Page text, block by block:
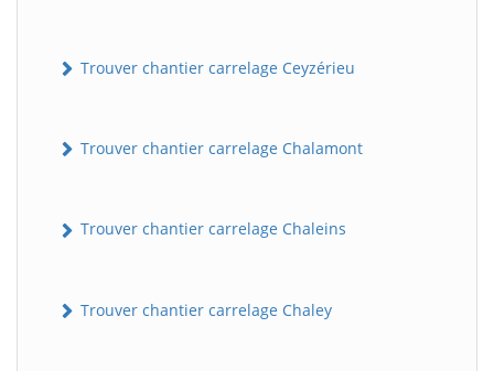
Trouver chantier carrelage Ceyzérieu
Trouver chantier carrelage Chalamont
Trouver chantier carrelage Chaleins
Trouver chantier carrelage Chaley